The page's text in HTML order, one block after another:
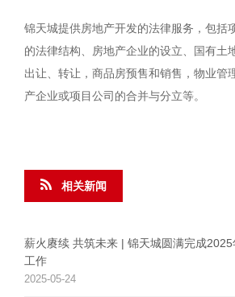
锦天城提供房地产开发的法律服务，包括
的法律结构、房地产企业的设立、国有土
出让、转让，商品房预售和销售，物业管
产企业或项目公司的合并与分立等。
相关新闻
薪火赓续 共筑未来 | 锦天城圆满完成
工作
2025-05-24